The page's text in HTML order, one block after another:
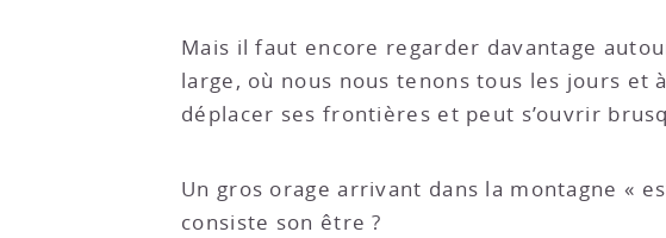
Mais il faut encore regarder davantage
large, où nous nous tenons tous les jours et
déplacer ses frontières et peut s’ouvrir
Un gros orage arrivant dans la montagne «
consiste son être ?